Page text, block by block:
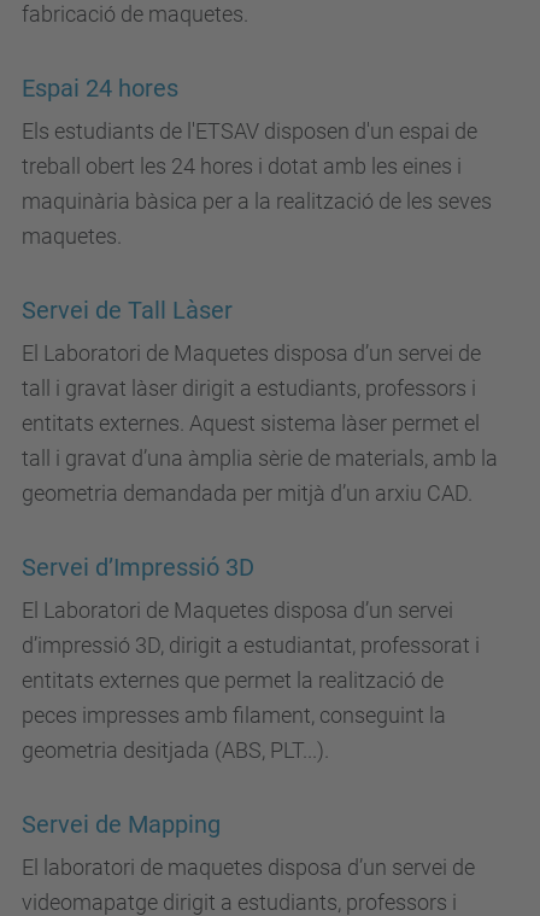
fabricació de maquetes.
Espai 24 hores
Els estudiants de l'ETSAV disposen d'un espai de
treball obert les 24 hores i dotat amb les eines i
maquinària bàsica per a la realització de les seves
maquetes.
Servei de Tall Làser
El Laboratori de Maquetes disposa d’un servei de
tall i gravat làser dirigit a estudiants, professors i
entitats externes. Aquest sistema làser permet el
tall i gravat d’una àmplia sèrie de materials, amb la
geometria demandada per mitjà d’un arxiu CAD.
Servei d’Impressió 3D
El Laboratori de Maquetes disposa d’un servei
d’impressió 3D, dirigit a estudiantat, professorat i
entitats externes que permet la realització de
peces impresses amb filament, conseguint la
geometria desitjada (ABS, PLT...).
Servei de Mapping
El laboratori de maquetes disposa d’un servei de
videomapatge dirigit a estudiants, professors i